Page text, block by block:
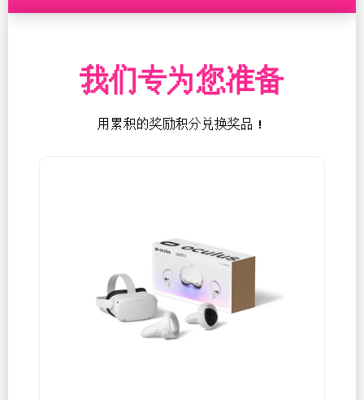
我们专为您准备
用累积的奖励积分兑换奖品！